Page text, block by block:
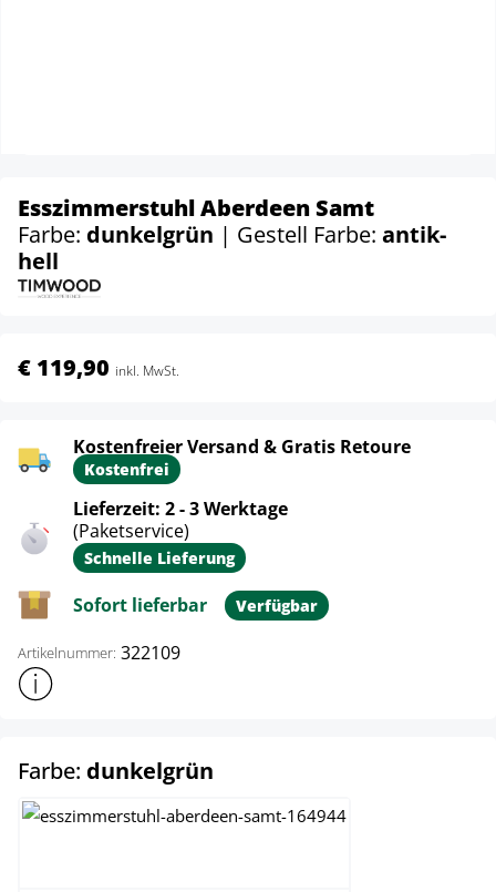
Esszimmerstuhl Aberdeen Samt
Farbe: dunkelgrün | Gestell Farbe: antik-
hell
€ 119,90 inkl. MwSt.
Kostenfreier Versand & Gratis Retoure
Kostenfrei
Lieferzeit: 2 - 3 Werktage
(Paketservice)
Schnelle Lieferung
Sofort lieferbar Verfügbar
Artikelnummer: 322109
Weitere Produktinformationen anzeigen
Farbe: dunkelgrün